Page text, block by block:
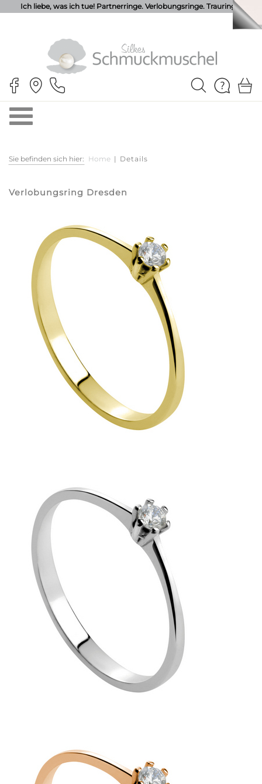
Ich liebe, was ich tue! Partnerringe. Verlobungsringe. Trauringe.
Sie befinden sich hier: Home | Details
Verlobungsring Dresden